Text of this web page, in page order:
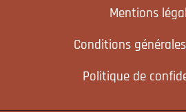
Mentions
Conditions
Politique de